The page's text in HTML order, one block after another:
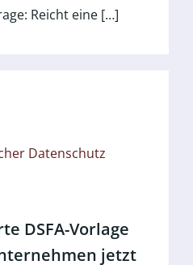
Reicht eine […]
Datenschutz
DSFA-Vorlage
jetzt